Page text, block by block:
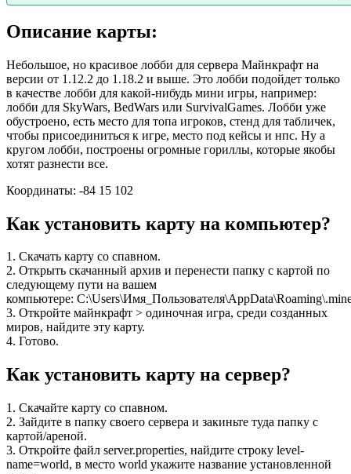
Описание карты:
Небольшое, но красивое лобби для сервера Майнкрафт на
версии от 1.12.2 до 1.18.2 и выше. Это лобби подойдет только
в качестве лобби для какой-нибудь мини игры, например:
лобби для SkyWars, BedWars или SurvivalGames. Лобби уже
обустроено, есть место для топа игроков, стенд для табличек,
чтобы присоединиться к игре, место под кейсы и нпс. Ну а
кругом лобби, построены огромные гориллы, которые якобы
хотят разнести все.
Координаты: -84 15 102
Как установить карту на компьютер?
1. Скачать карту со спавном.
2. Открыть скачанный архив и перенести папку с картой по
следующему пути на вашем
компьютере:
3. Откройте майнкрафт > одиночная игра, среди созданных
миров, найдите эту карту.
4. Готово.
Как установить карту на сервер?
1. Скачайте карту со спавном.
2. Зайдите в папку своего сервера и закиньте туда папку с
картой/ареной.
3. Откройте файл server.properties, найдите строку level-
name=world, в место world укажите название установленной